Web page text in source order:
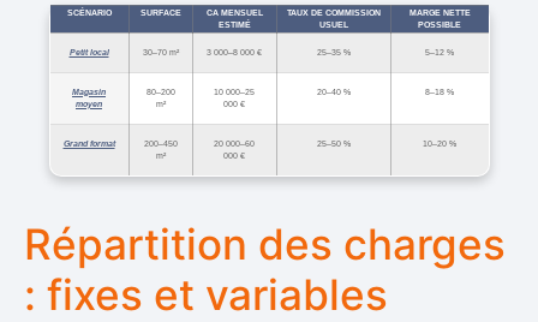
SCÉNARIO SURFACE
CA MENSUEL
ESTIMÉ
TAUX DE COMMISSION
USUEL
MARGE NETTE
POSSIBLE
Petit local 30–70 m² 3 000–8 000 € 25–35 % 5–12 %
Magasin
moyen
80–200
m²
10 000–25
000 €
20–40 % 8–18 %
Grand format
200–450
m²
20 000–60
000 €
25–50 % 10–20 %
Répartition des charges
: fixes et variables